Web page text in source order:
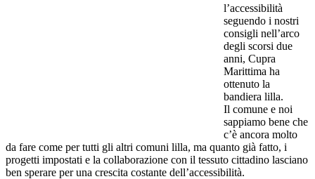
l’accessibilità
seguendo i nostri
consigli nell’arco
degli scorsi due
anni, Cupra
Marittima ha
ottenuto la
bandiera lilla.
Il comune e noi
sappiamo bene che
c’è ancora molto
da fare come per tutti gli altri comuni lilla, ma quanto già fatto, i
progetti impostati e la collaborazione con il tessuto cittadino lasciano
ben sperare per una crescita costante dell’accessibilità.